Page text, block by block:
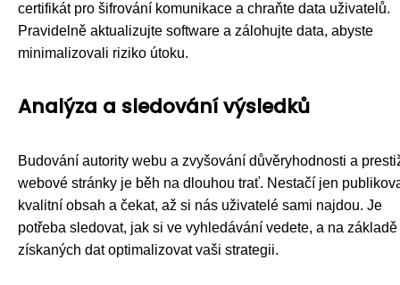
certifikát pro šifrování komunikace a chraňte data uživatelů.
Pravidelně aktualizujte software a zálohujte data, abyste
minimalizovali riziko útoku.
Analýza a sledování výsledků
Budování autority webu a zvyšování důvěryhodnosti a
webové stránky je běh na dlouhou trať. Nestačí jen
kvalitní obsah a čekat, až si nás uživatelé sami najdou. Je
potřeba sledovat, jak si ve vyhledávání vedete, a na základě
získaných dat optimalizovat vaši strategii.